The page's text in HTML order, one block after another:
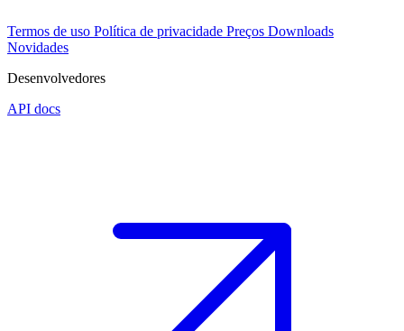
Termos de uso Política de privacidade Preços Downloads
Novidades
Desenvolvedores
API docs